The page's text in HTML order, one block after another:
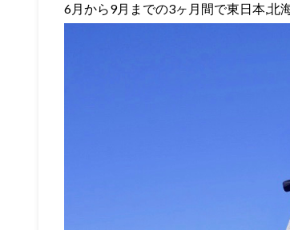
6月から9月までの3ヶ月間で東日本,北